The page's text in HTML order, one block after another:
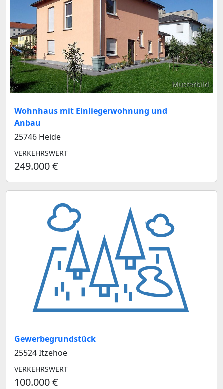
Musterbild
Wohnhaus mit Einliegerwohnung und
Anbau
25746 Heide
VERKEHRSWERT
249.000 €
Gewerbegrundstück
25524 Itzehoe
VERKEHRSWERT
100.000 €